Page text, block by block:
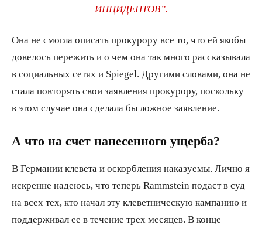
ИНЦИДЕНТОВ”.
Она не смогла описать прокурору все то, что ей якобы
довелось пережить и о чем она так много рассказывала
в социальных сетях и Spiegel. Другими словами, она не
стала повторять свои заявления прокурору, поскольку
в этом случае она сделала бы ложное заявление.
А что на счет нанесенного ущерба?
В Германии клевета и оскорбления наказуемы. Лично я
искренне надеюсь, что теперь Rammstein подаст в суд
на всех тех, кто начал эту клеветническую кампанию и
поддерживал ее в течение трех месяцев. В конце